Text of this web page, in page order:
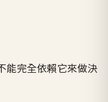
能完全依賴它來做決